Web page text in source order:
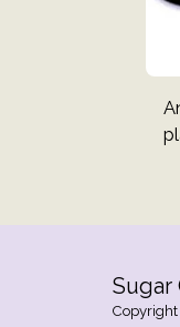
Sugar